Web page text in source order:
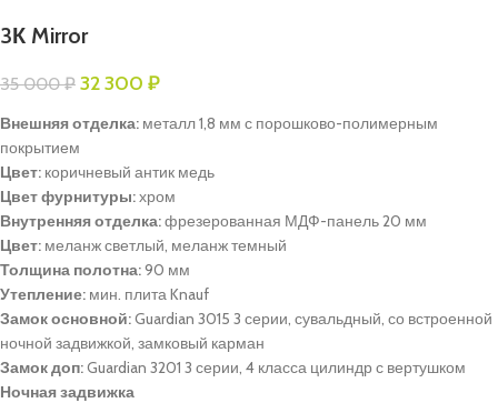
3К Mirror
35 000₽ 32 300 ₽
Внешняя отделка: металл 1,8 мм с порошково-полимерным
покрытием
Цвет: коричневый антик медь
Цвет фурнитуры:хром
Внутренняя отделка:фрезерованная МДФ-панель 20 мм
Цвет: меланж светлый, меланж темный
Толщина полотна:90 мм
Утепление: мин. плита Knauf
Замок основной:Guardian 3015 3 серии, сувальдный, со встроенной
ночной задвижкой, замковый карман
Замок доп:Guardian 3201 3 серии, 4 класса цилиндр с вертушком
Ночная задвижка